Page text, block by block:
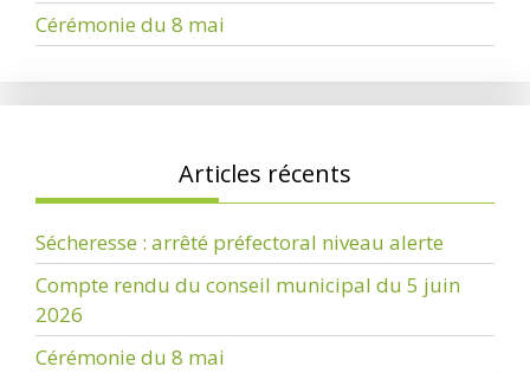
Cérémonie du 8 mai
Articles récents
Sécheresse : arrêté préfectoral niveau alerte
Compte rendu du conseil municipal du 5 juin
2026
Cérémonie du 8 mai